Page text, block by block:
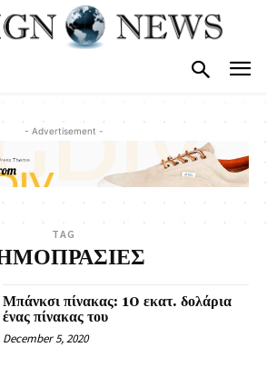
- Advertisement -
TAG
Μπάνκσι πίνακας: 10 εκατ. δολάρια
ένας πίνακας του
December 5, 2020